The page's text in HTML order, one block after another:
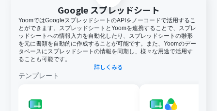
Google スプレッドシート
YoomではGoogleスプレッドシートのAPIをノーコードで活用するこ
とができます。スプレッドシートとYoomを連携することで、スプレ
ッドシートへの情報入力を自動化したり、スプレッドシートの雛形
を元に書類を自動的に作成することが可能です。また、Yoomのデー
タベースにスプレッドシートの情報を同期し、様々な用途で活用す
ることも可能です。
詳しくみる
テンプレート